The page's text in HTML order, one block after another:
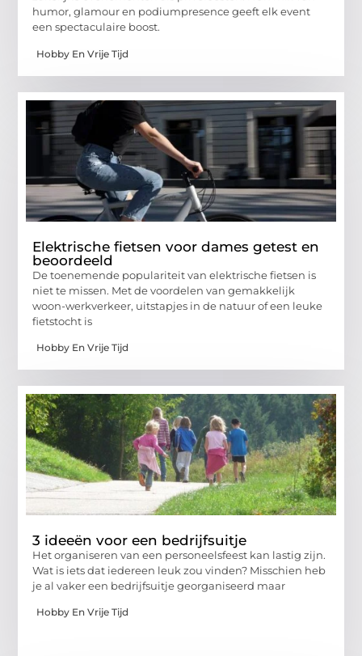
humor, glamour en podiumpresence geeft elk event
een spectaculaire boost.
Hobby En Vrije Tijd
Elektrische fietsen voor dames getest en
beoordeeld
De toenemende populariteit van elektrische fietsen is
niet te missen. Met de voordelen van gemakkelijk
woon-werkverkeer, uitstapjes in de natuur of een leuke
fietstocht is
Hobby En Vrije Tijd
3 ideeën voor een bedrijfsuitje
Het organiseren van een personeelsfeest kan lastig zijn.
Wat is iets dat iedereen leuk zou vinden? Misschien heb
je al vaker een bedrijfsuitje georganiseerd maar
Hobby En Vrije Tijd